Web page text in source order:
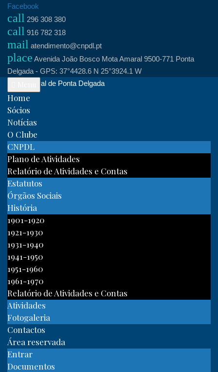
Skip
content
Facebook
call 296 308 380
call 916 782 318
mail atendimento@cnpdl.pt
place Avenida João Bosco Mota Amaral 9500-771 Ponta
Delgada - GPS: 37°4428.6 N 25°3924.1 W
Clube Naval de Ponta Delgada
Home
Sócios
Notícias
O Clube
CNPDL
Plano de Atividades
Relatório de Atividades e Contas
Estatutos
Órgãos Sociais
História
1901-1920
1921-1930
1931-1940
1941-1950
1951-1960
1961-1970
Relatório de Atividades e Contas
Atividades
Fotogaleria
Contactos
Área reservada
Entrar
Documentos